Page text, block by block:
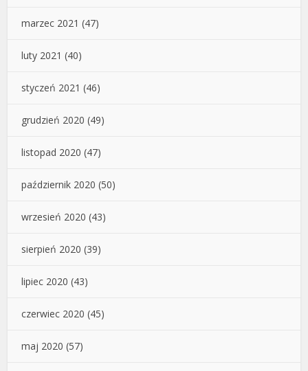
marzec 2021 (47)
luty 2021 (40)
styczeń 2021 (46)
grudzień 2020 (49)
listopad 2020 (47)
październik 2020 (50)
wrzesień 2020 (43)
sierpień 2020 (39)
lipiec 2020 (43)
czerwiec 2020 (45)
maj 2020 (57)